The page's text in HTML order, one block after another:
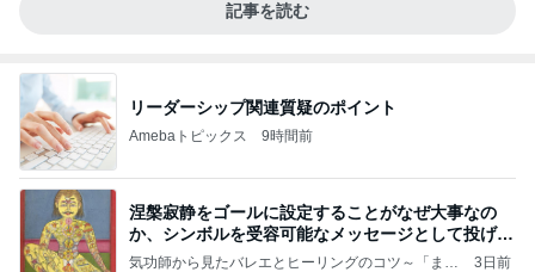
記事を読む
リーダーシップ関連質疑のポイント
Amebaトピックス 9時間前
涅槃寂静をゴールに設定することがなぜ大事なの
か、シンボルを受容可能なメッセージとして投げる
ことが
気功師から見たバレエとヒーリングのコツ～「まと
3日前